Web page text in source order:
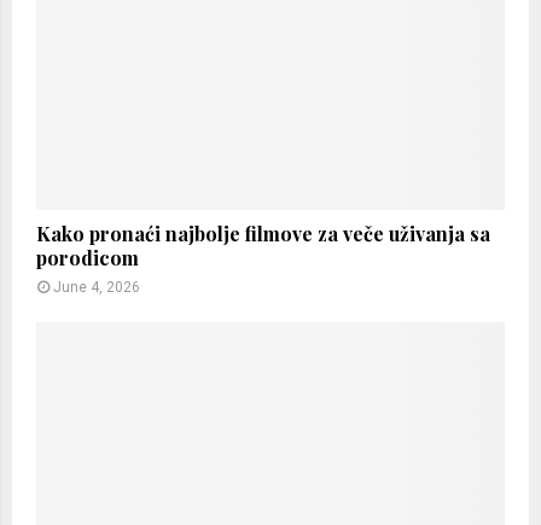
Kako pronaći najbolje filmove za veče uživanja sa
porodicom
June 4, 2026